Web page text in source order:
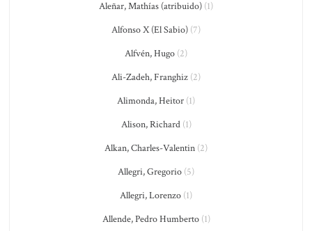
Aleñar, Mathías (atribuido) (1)
Alfonso X (El Sabio) (7)
Alfvén, Hugo (2)
Ali-Zadeh, Franghiz (2)
Alimonda, Heitor (1)
Alison, Richard(1)
Alkan, Charles-Valentin (2)
Allegri, Gregorio (5)
Allegri, Lorenzo (1)
Allende, Pedro Humberto(1)